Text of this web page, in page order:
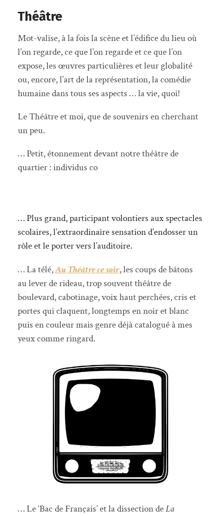
Théâtre
Mot-valise, à la fois la scène et l’édifice du lieu où
l’on regarde, ce que l’on regarde et ce que l’on
expose, les œuvres particulières et leur globalité
ou, encore, l’art de la représentation, la comédie
humaine dans tous ses aspects … la vie, quoi!
Le Théâtre et moi, que de souvenirs en cherchant
un peu.
… Petit, étonnement devant notre théâtre de
quartier : individus connus, voisins
… Plus grand, participant volontiers aux spectacles
scolaires, l’extraordinaire sensation d’endosser un
rôle et le porter vers l’auditoire.
… La télé,Au Théâtre ce soir, les coups de bâtons
au lever de rideau, trop souvent théâtre de
boulevard, cabotinage, voix haut perchées, cris et
portes qui claquent, longtemps en noir et blanc
puis en couleur mais genre déjà catalogué à mes
yeux comme ringard.
… Le ‘Bac de Français’ et la dissection deLa